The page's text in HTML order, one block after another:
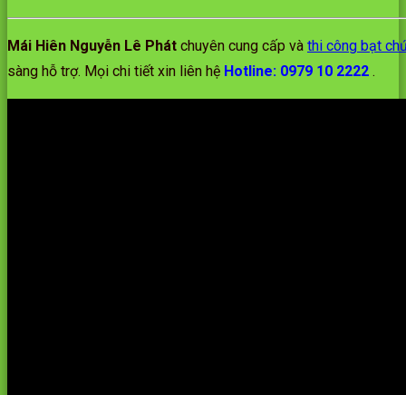
Mái Hiên Nguyễn Lê Phát chuyên cung cấp và thi công bạt
sàng hỗ trợ. Mọi chi tiết xin liên hệ Hotline: 0979 10 2222 .